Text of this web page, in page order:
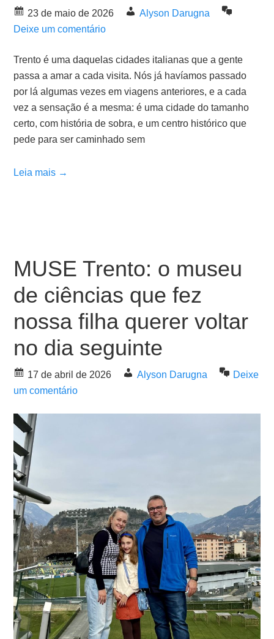
23 de maio de 2026
Alyson Darugna
Deixe um comentário
Trento é uma daquelas cidades italianas que a gente
passa a amar a cada visita. Nós já havíamos passado
por lá algumas vezes em viagens anteriores, e a cada
vez a sensação é a mesma: é uma cidade do tamanho
certo, com história de sobra, e um centro histórico que
pede para ser caminhado sem
Leia mais →
MUSE Trento: o museu
de ciências que fez
nossa filha querer voltar
no dia seguinte
17 de abril de 2026 Alyson Darugna
Deixe
um comentário